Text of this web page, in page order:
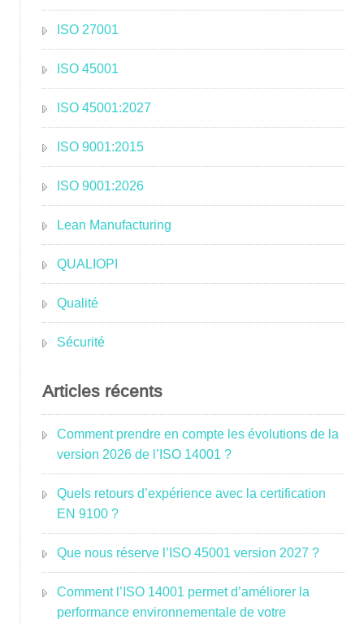
ISO 27001
ISO 45001
ISO 45001:2027
ISO 9001:2015
ISO 9001:2026
Lean Manufacturing
QUALIOPI
Qualité
Sécurité
Articles récents
Comment prendre en compte les évolutions de la
version 2026 de l’ISO 14001 ?
Quels retours d’expérience avec la certification
EN 9100 ?
Que nous réserve l’ISO 45001 version 2027 ?
Comment l’ISO 14001 permet d’améliorer la
performance environnementale de votre